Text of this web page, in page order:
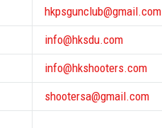
hkpsgunclub@gmail.com
info@hksdu.com
info@hkshooters.com
shootersa@gmail.com